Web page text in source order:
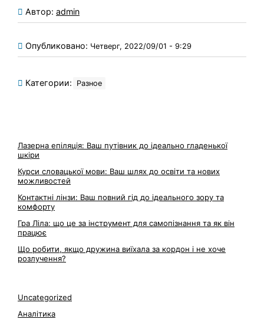
Автор: admin
Опубликовано: Четверг, 2022/09/01 - 9:29
Категории: Разное
Лазерна епіляція: Ваш путівник до ідеально гладенької
шкіри
Курси словацької мови: Ваш шлях до освіти та нових
можливостей
Контактні лінзи: Ваш повний гід до ідеального зору та
комфорту
Гра Ліла: що це за інструмент для самопізнання та як він
працює
Що робити, якщо дружина виїхала за кордон і не хоче
розлучення?
Uncategorized
Аналітика